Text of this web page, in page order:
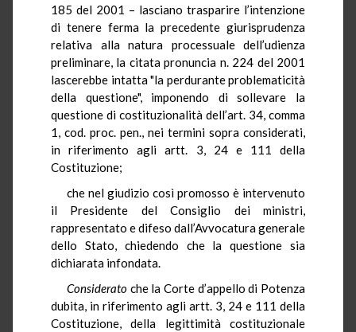
185 del 2001 – lasciano trasparire l’intenzione
di tenere ferma la precedente giurisprudenza
relativa alla natura processuale dell’udienza
preliminare, la citata pronuncia n. 224 del 2001
lascerebbe intatta "la perdurante problematicità
della questione", imponendo di sollevare la
questione di costituzionalità dell’art. 34, comma
1, cod. proc. pen., nei termini sopra considerati,
in riferimento agli artt. 3, 24 e 111 della
Costituzione;
che nel giudizio così promosso è intervenuto
il Presidente del Consiglio dei ministri,
rappresentato e difeso dall’Avvocatura generale
dello Stato, chiedendo che la questione sia
dichiarata infondata.
Considerato che la Corte d’appello di Potenza
dubita, in riferimento agli artt. 3, 24 e 111 della
Costituzione, della legittimità costituzionale